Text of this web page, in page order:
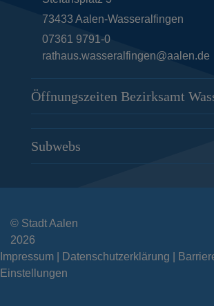
e
i
t
73433 Aalen-Wasseralfingen
07361 9791-0
rathaus.wasseralfingen@aalen.de
Öffnungszeiten Bezirksamt
Subwebs
© Stadt Aalen
2026
Impressum
Datenschutzerklärung
Einstellungen